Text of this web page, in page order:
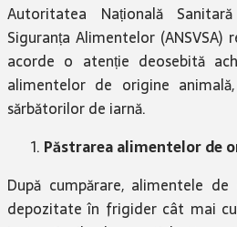
Autoritatea Națională
Siguranța Alimentelor (ANSVSA)
acorde o atenție deosebită
alimentelor de origine
sărbătorilor de iarnă.
Păstrarea alimentelor de
După cumpărare, alimentele
depozitate în frigider cât mai